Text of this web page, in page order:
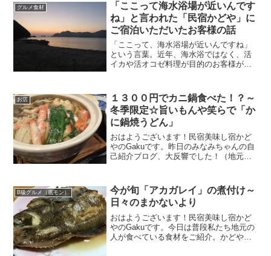
グルメ食材
「ここって海水浴場が近いんです
ね」と言われた「民宿かどや」に
ご宿泊いただいたお客様の話
「ここって、海水浴場が近いんですね」
という言葉。近年、海水浴ではなく、活
イカや活オコゼ料理が目的のお客様が増
知らずにお越しになられるお客様も増え
てきているのです。
お店
１３００円でカニ鍋食べた！？～
冬季限定☆旨いもんや笑らで「か
に鍋焼うどん」
おはようございます！民宿美味し宿かど
やのGakuです。昨日のみなみちゃんの自
己紹介ブログ、大反響でした！（地元・
ということで先日、香住のお勉強をして
きました。まずは、先...
B級グルメ（底モン）
今が旬「アカガレイ」の煮付け～
日々のまかないより
おはようございます！民宿美味し宿かど
やのGakuです。今日は普段私たち地元の
人が食べている食材をご紹介。かどやの